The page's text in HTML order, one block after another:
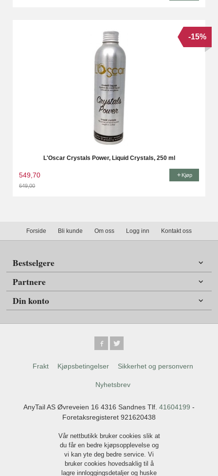
L'Oscar Crystals Power, Liquid Crystals, 250 ml
549,70
649,00
-15%
Kjøp
Forside Bli kunde Om oss Logg inn Kontakt oss
Bestselgere
Partnere
Din konto
Frakt Kjøpsbetingelser Sikkerhet og personvern
Nyhetsbrev
AnyTail AS Øvreveien 16 4316 Sandnes Tlf. 41604199 -
Foretaksregisteret 921620438
Vår nettbutikk bruker cookies slik at
du får en bedre kjøpsopplevelse og
vi kan yte deg bedre service. Vi
bruker cookies hovedsaklig til å
lagre innloggingsdetaljer og huske